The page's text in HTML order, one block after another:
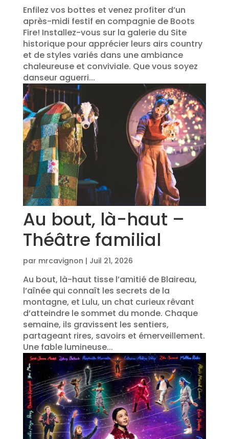
Enfilez vos bottes et venez profiter d’un
après-midi festif en compagnie de Boots
Fire! Installez-vous sur la galerie du Site
historique pour apprécier leurs airs country
et de styles variés dans une ambiance
chaleureuse et conviviale. Que vous soyez
danseur aguerri...
Au bout, là-haut –
Théâtre familial
par mrcavignon | Juil 21, 2026
Au bout, là-haut tisse l’amitié de Blaireau,
l’aînée qui connaît les secrets de la
montagne, et Lulu, un chat curieux rêvant
d’atteindre le sommet du monde. Chaque
semaine, ils gravissent les sentiers,
partageant rires, savoirs et émerveillement.
Une fable lumineuse...